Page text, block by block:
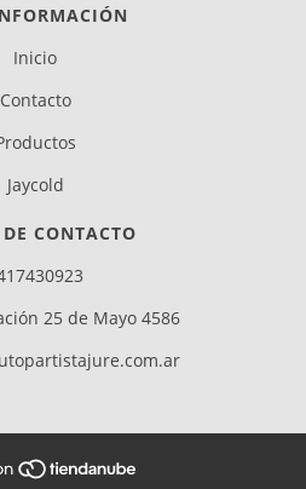
Inicio
Contacto
Jaycold
CONTACTO
25 de Mayo 4586